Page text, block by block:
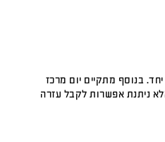
יחד. בנוסף מתקיים יום מרכז
ניתנת אפשרות לקבל עזרה